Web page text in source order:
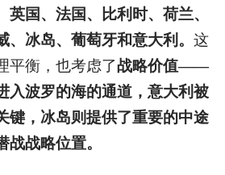
英国、法国、比利时、荷兰、
、冰岛、葡萄牙和意大利。 这
平衡，也考虑了战略价值——
入波罗的海的通道，意大利被
键，冰岛则提供了重要的中途
战略位置。